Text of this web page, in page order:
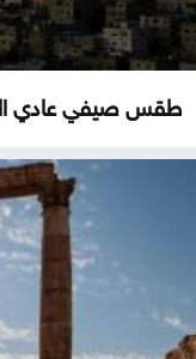
طقس صيفي عادي